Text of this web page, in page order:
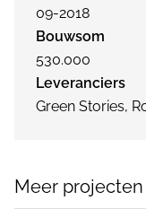
09-2018
Bouwsom
530.000
Leveranciers
Green Stories,
Meer projecten